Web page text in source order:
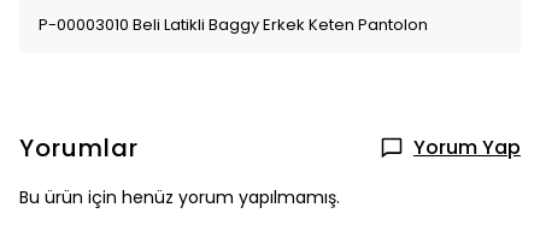
P-00003010 Beli Latikli Baggy Erkek Keten Pantolon
Yorumlar Yorum Yap
Bu ürün için henüz yorum yapılmamış.